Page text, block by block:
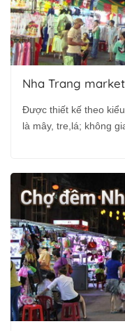
Nha Trang
Được thiết kế theo
là mây, tre,lá; không